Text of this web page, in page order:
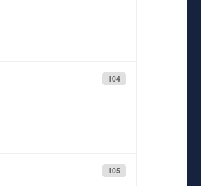
104
105